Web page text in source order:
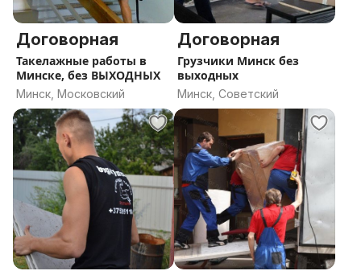
Договорная
Такелажные работы в
Минске, без ВЫХОДНЫХ
Минск, Московский
Договорная
Грузчики Минск без
выходных
Минск, Советский